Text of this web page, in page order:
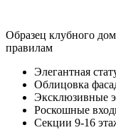
Образец клубного
правилам
Элегантная
Облицовка
Эксклюзивные
Роскошные
Секции 9-16